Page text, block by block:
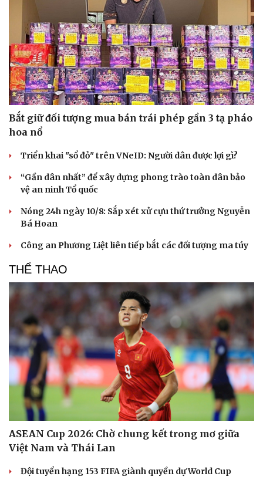
Sân khấu - Điện ảnh
Văn học
Âm nhạc
Di sản
Nghệ sĩ
Sao Việt
Bắt giữ đối tượng mua bán trái phép gần 3 tạ pháo
hoa nổ
Triển khai "sổ đỏ" trên VNeID: Người dân được lợi gì?
“Gần dân nhất” để xây dựng phong trào toàn dân bảo
vệ an ninh Tổ quốc
Nóng 24h ngày 10/8: Sắp xét xử cựu thứ trưởng Nguyễn
Bá Hoan
Công an Phương Liệt liên tiếp bắt các đối tượng ma túy
THỂ THAO
ASEAN Cup 2026: Chờ chung kết trong mơ giữa
Việt Nam và Thái Lan
Đội tuyển hạng 153 FIFA giành quyền dự World Cup